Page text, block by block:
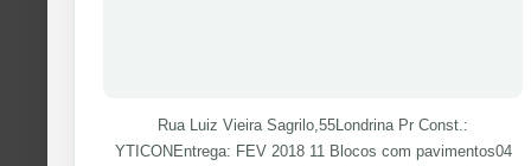
Rua Luiz Vieira Sagrilo,55Londrina Pr Const.:
YTICONEntrega: FEV 2018 11 Blocos com pavimentos04